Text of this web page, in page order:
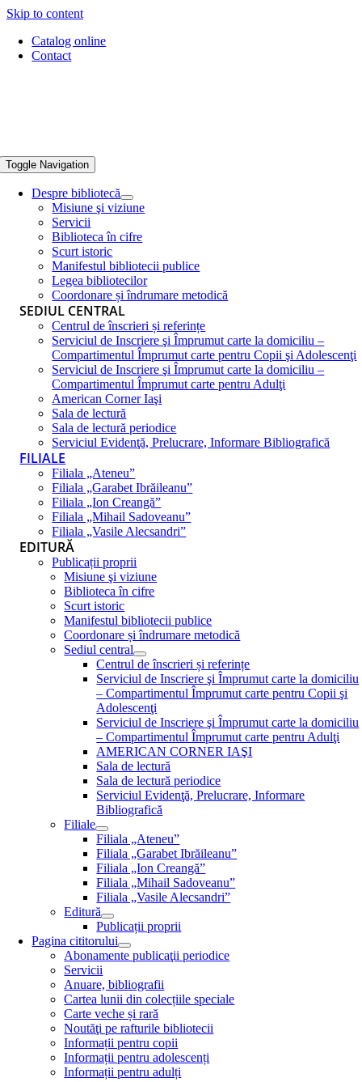
Skip to content
Catalog online
Contact
Toggle Navigation
Despre bibliotecă
Misiune şi viziune
Servicii
Biblioteca în cifre
Scurt istoric
Manifestul bibliotecii publice
Legea bibliotecilor
Coordonare și îndrumare metodică
SEDIUL CENTRAL
Centrul de înscrieri și referințe
Serviciul de Inscriere şi Împrumut carte la domiciliu –
Compartimentul Împrumut carte pentru Copii şi Adolescenţi
Serviciul de Inscriere şi Împrumut carte la domiciliu –
Compartimentul Împrumut carte pentru Adulţi
American Corner Iaşi
Sala de lectură
Sala de lectură periodice
Serviciul Evidenţă, Prelucrare, Informare Bibliografică
FILIALE
Filiala „Ateneu”
Filiala „Garabet Ibrăileanu”
Filiala „Ion Creangă”
Filiala „Mihail Sadoveanu”
Filiala „Vasile Alecsandri”
EDITURĂ
Publicații proprii
Misiune şi viziune
Biblioteca în cifre
Scurt istoric
Manifestul bibliotecii publice
Coordonare și îndrumare metodică
Sediul central
Centrul de înscrieri și referințe
Serviciul de Inscriere şi Împrumut carte la domiciliu
– Compartimentul Împrumut carte pentru Copii şi
Adolescenţi
Serviciul de Inscriere şi Împrumut carte la domiciliu
– Compartimentul Împrumut carte pentru Adulţi
AMERICAN CORNER IAŞI
Sala de lectură
Sala de lectură periodice
Serviciul Evidenţă, Prelucrare, Informare
Bibliografică
Filiale
Filiala „Ateneu”
Filiala „Garabet Ibrăileanu”
Filiala „Ion Creangă”
Filiala „Mihail Sadoveanu”
Filiala „Vasile Alecsandri”
Editură
Publicații proprii
Pagina cititorului
Abonamente publicaţii periodice
Servicii
Anuare, bibliografii
Cartea lunii din colecțiile speciale
Carte veche și rară
Noutăţi pe rafturile bibliotecii
Informații pentru copii
Informații pentru adolescenți
Informații pentru adulți